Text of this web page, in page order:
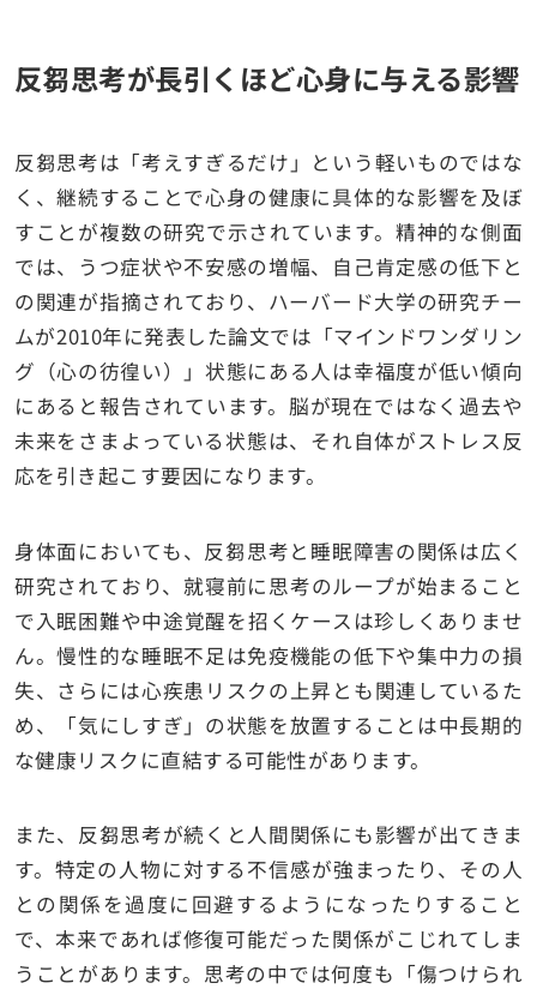
反芻思考が長引くほど心身に与える影響
反芻思考は「考えすぎるだけ」という軽いものではな
く、継続することで心身の健康に具体的な影響を及ぼ
すことが複数の研究で示されています。精神的な側面
では、うつ症状や不安感の増幅、自己肯定感の低下と
の関連が指摘されており、ハーバード大学の研究チー
ムが2010年に発表した論文では「マインドワンダリン
グ（心の彷徨い）」状態にある人は幸福度が低い傾向
にあると報告されています。脳が現在ではなく過去や
未来をさまよっている状態は、それ自体がストレス反
応を引き起こす要因になります。
身体面においても、反芻思考と睡眠障害の関係は広く
研究されており、就寝前に思考のループが始まること
で入眠困難や中途覚醒を招くケースは珍しくありませ
ん。慢性的な睡眠不足は免疫機能の低下や集中力の損
失、さらには心疾患リスクの上昇とも関連しているた
め、「気にしすぎ」の状態を放置することは中長期的
な健康リスクに直結する可能性があります。
また、反芻思考が続くと人間関係にも影響が出てきま
す。特定の人物に対する不信感が強まったり、その人
との関係を過度に回避するようになったりすること
で、本来であれば修復可能だった関係がこじれてしま
うことがあります。思考の中では何度も「傷つけられ